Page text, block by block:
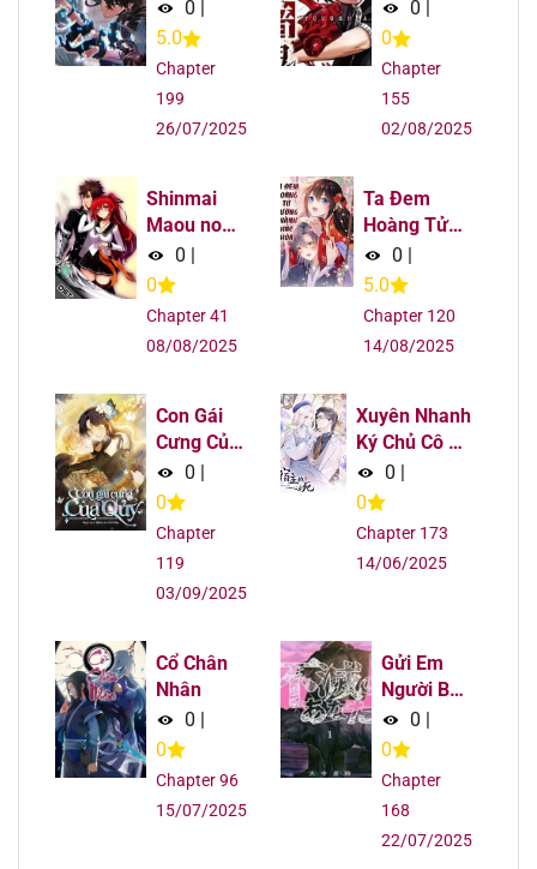
Chapter 240 07/08/2025
07/08/2025
Chapter 238
Chapter 237 07/08/2025
Chapter 236 07/08/2025
Chapter 234 07/08/2025
Chapter 233
07/08/2025
Chapter 230.5 07/08/2025
Chapter 230 07/08/2025
0 |
5.0
Chapter
199
26/07/2025
0 |
0
Chapter
155
02/08/2025
Shinmai
Maou no
Keiyakusha
0 |
0
Chapter 41
08/08/2025
Ta Đem
Hoàng Tử
Dưỡng
Thành Hắc
Hóa
0 |
5.0
Chapter 120
14/08/2025
Con Gái
Cưng Của
Quỷ0 |
0
Chapter
119
03/09/2025
Xuyên Nhanh
Ký Chủ Cô Ấy
Một Lòng
Muốn Chết
0 |
0
Chapter 173
14/06/2025
Cổ Chân
Nhân
0 |
0
Chapter 96
15/07/2025
Gửi Em
Người Bất
Tử 0 |
0
Chapter
168
22/07/2025